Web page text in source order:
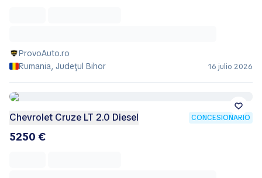
ProvoAuto.ro
Rumania, Judeţul Bihor
16 julio 2026
Chevrolet Cruze LT 2.0 Diesel CONCESIONARIO
5250 €